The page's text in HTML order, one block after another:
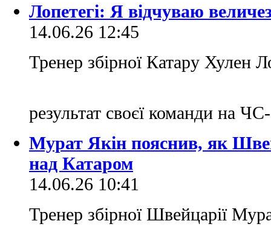
Лопетегі: Я відчуваю
14.06.26 12:45
Тренер збірної Катару Хулен
результат своєї команди на
Мурат Якін пояснив, як
над Катаром
14.06.26 10:41
Тренер збірної Швейцарії